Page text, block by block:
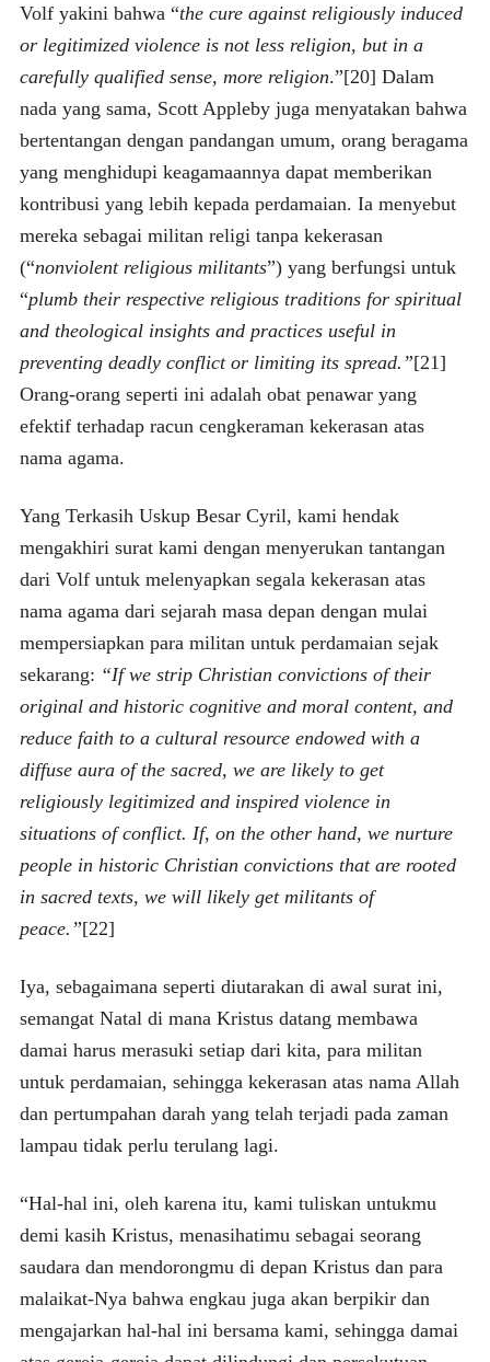
Volf yakini bahwa “the cure against religiously induced
or legitimized violence is not less religion, but in a
carefully qualified sense, more religion.”[20] Dalam
nada yang sama, Scott Appleby juga menyatakan bahwa
bertentangan dengan pandangan umum, orang beragama
yang menghidupi keagamaannya dapat memberikan
kontribusi yang lebih kepada perdamaian. Ia menyebut
mereka sebagai militan religi tanpa kekerasan
(“nonviolent religious militants”) yang berfungsi untuk
“plumb their respective religious traditions for spiritual
and theological insights and practices useful in
preventing deadly conflict or limiting its spread.”[21]
Orang-orang seperti ini adalah obat penawar yang
efektif terhadap racun cengkeraman kekerasan atas
nama agama.
Yang Terkasih Uskup Besar Cyril, kami hendak
mengakhiri surat kami dengan menyerukan tantangan
dari Volf untuk melenyapkan segala kekerasan atas
nama agama dari sejarah masa depan dengan mulai
mempersiapkan para militan untuk perdamaian sejak
sekarang: “If we strip Christian convictions of their
original and historic cognitive and moral content, and
reduce faith to a cultural resource endowed with a
diffuse aura of the sacred, we are likely to get
religiously legitimized and inspired violence in
situations of conflict. If, on the other hand, we nurture
people in historic Christian convictions that are rooted
in sacred texts, we will likely get militants of
peace.”[22]
Iya, sebagaimana seperti diutarakan di awal surat ini,
semangat Natal di mana Kristus datang membawa
damai harus merasuki setiap dari kita, para militan
untuk perdamaian, sehingga kekerasan atas nama Allah
dan pertumpahan darah yang telah terjadi pada zaman
lampau tidak perlu terulang lagi.
“Hal-hal ini, oleh karena itu, kami tuliskan untukmu
demi kasih Kristus, menasihatimu sebagai seorang
saudara dan mendorongmu di depan Kristus dan para
malaikat-Nya bahwa engkau juga akan berpikir dan
mengajarkan hal-hal ini bersama kami, sehingga damai